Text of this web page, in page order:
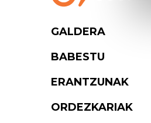
GALDERA
BABESTU
ERANTZUNAK
ORDEZKARIAK